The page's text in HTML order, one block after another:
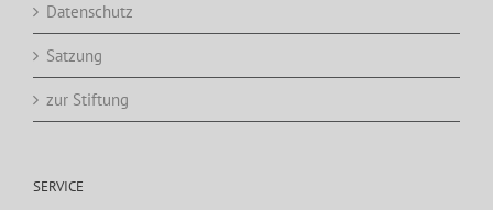
Datenschutz
Satzung
zur Stiftung
SERVICE